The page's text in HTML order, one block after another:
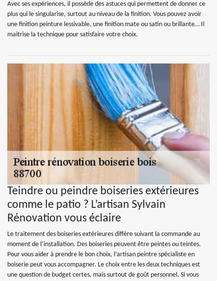
Avec ses expériences, il possède des astuces qui permettent de donner ce
plus qui le singularise, surtout au niveau de la finition. Vous pouvez avoir
une finition peinture lessivable, une finition mate ou satin ou brillante… Il
maitrise la technique pour satisfaire votre choix.
Teindre ou peindre boiseries extérieures
comme le patio ? L’artisan Sylvain
Rénovation vous éclaire
Le traitement des boiseries extérieures diffère suivant la commande au
moment de l’installation. Des boiseries peuvent être peintes ou teintes.
Pour vous aider à prendre le bon choix, l’artisan peintre spécialiste en
boiserie peut vous accompagner. Le choix entre les deux techniques est
une question de budget certes, mais surtout de goût personnel. Si vous